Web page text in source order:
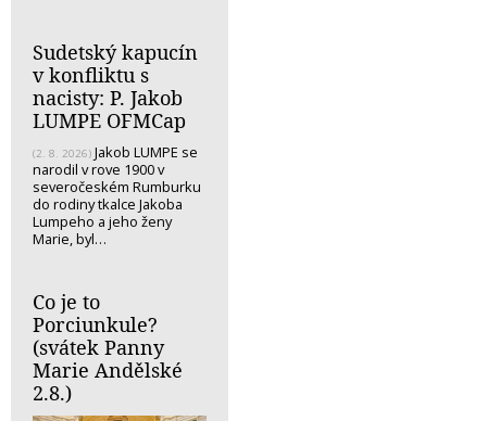
Sudetský kapucín
v konfliktu s
nacisty: P. Jakob
LUMPE OFMCap
(2. 8. 2026) Jakob LUMPE se
narodil v rove 1900 v
severočeském Rumburku
do rodiny tkalce Jakoba
Lumpeho a jeho ženy
Marie, byl…
Co je to
Porciunkule?
(svátek Panny
Marie Andělské
2.8.)